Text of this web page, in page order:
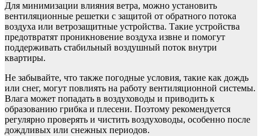
Для минимизации влияния ветра, можно установить
вентиляционные решетки с защитой от обратного потока
воздуха или ветрозащитные устройства. Такие устройства
предотвратят проникновение воздуха извне и помогут
поддерживать стабильный воздушный поток внутри
квартиры.
Не забывайте, что также погодные условия, такие как дождь
или снег, могут повлиять на работу вентиляционной системы.
Влага может попадать в воздуховоды и приводить к
образованию грибка и плесени. Поэтому рекомендуется
регулярно проверять и чистить воздуховоды, особенно после
дождливых или снежных периодов.